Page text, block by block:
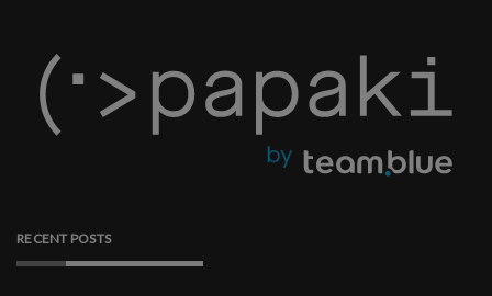
RECENT POSTS